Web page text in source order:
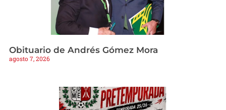
Obituario de Andrés Gómez Mora
agosto 7, 2026